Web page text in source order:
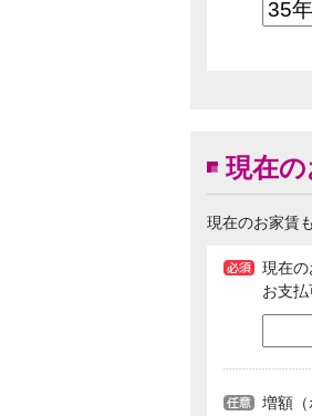
現在
現在のお家賃
現在
お支
増額